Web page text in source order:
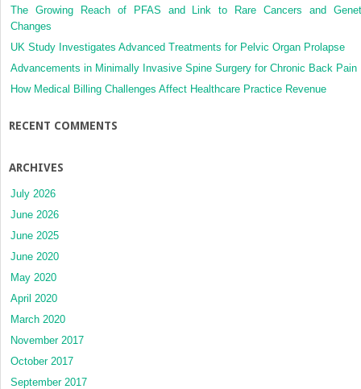
The Growing Reach of PFAS and Link to Rare Cancers and
Changes
UK Study Investigates Advanced Treatments for Pelvic Organ Prolapse
Advancements in Minimally Invasive Spine Surgery for Chronic Back Pain
How Medical Billing Challenges Affect Healthcare Practice Revenue
RECENT COMMENTS
ARCHIVES
July 2026
June 2026
June 2025
June 2020
May 2020
April 2020
March 2020
November 2017
October 2017
September 2017